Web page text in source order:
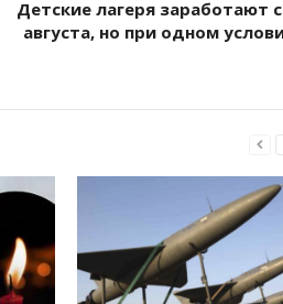
Детские лагеря заработают с
августа, но при одном